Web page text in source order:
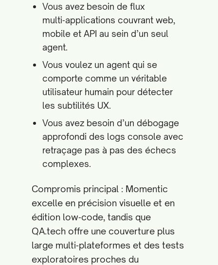
Vous avez besoin de flux
multi‑applications couvrant web,
mobile et API au sein d’un seul
agent.
Vous voulez un agent qui se
comporte comme un véritable
utilisateur humain pour détecter
les subtilités UX.
Vous avez besoin d’un débogage
approfondi des logs console avec
retraçage pas à pas des échecs
complexes.
Compromis principal : Momentic
excelle en précision visuelle et en
édition low‑code, tandis que
QA.tech offre une couverture plus
large multi‑plateformes et des tests
exploratoires proches du